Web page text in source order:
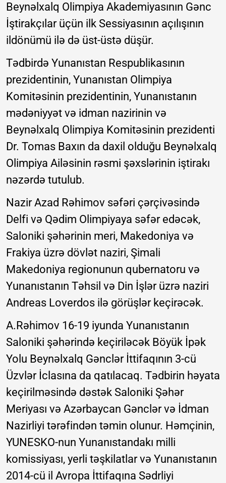
Beynəlxalq Olimpiya Akademiyasının Gənc
İştirakçılar üçün ilk Sessiyasının açılışının
ildönümü ilə də üst-üstə düşür.
Tədbirdə Yunanıstan Respublikasının
prezidentinin, Yunanıstan Olimpiya
Komitəsinin prezidentinin, Yunanıstanın
mədəniyyət və idman nazirinin və
Beynəlxalq Olimpiya Komitəsinin prezidenti
Dr. Tomas Baxın da daxil olduğu Beynəlxalq
Olimpiya Ailəsinin rəsmi şəxslərinin iştirakı
nəzərdə tutulub.
Nazir Azad Rəhimov səfəri çərçivəsində
Delfi və Qədim Olimpiyaya səfər edəcək,
Saloniki şəhərinin meri, Makedoniya və
Frakiya üzrə dövlət naziri, Şimali
Makedoniya regionunun qubernatoru və
Yunanıstanın Təhsil və Din İşlər üzrə naziri
Andreas Loverdos ilə görüşlər keçirəcək.
A.Rəhimov 16-19 iyunda Yunanıstanın
Saloniki şəhərində keçiriləcək Böyük İpək
Yolu Beynəlxalq Gənclər İttifaqının 3-cü
Üzvlər İclasına da qatılacaq. Tədbirin həyata
keçirilməsində dəstək Saloniki Şəhər
Meriyası və Azərbaycan Gənclər və İdman
Nazirliyi tərəfindən təmin olunur. Həmçinin,
YUNESKO-nun Yunanıstandakı milli
komissiyası, yerli təşkilatlar və Yunanıstanın
2014-cü il Avropa İttifaqına Sədrliyi